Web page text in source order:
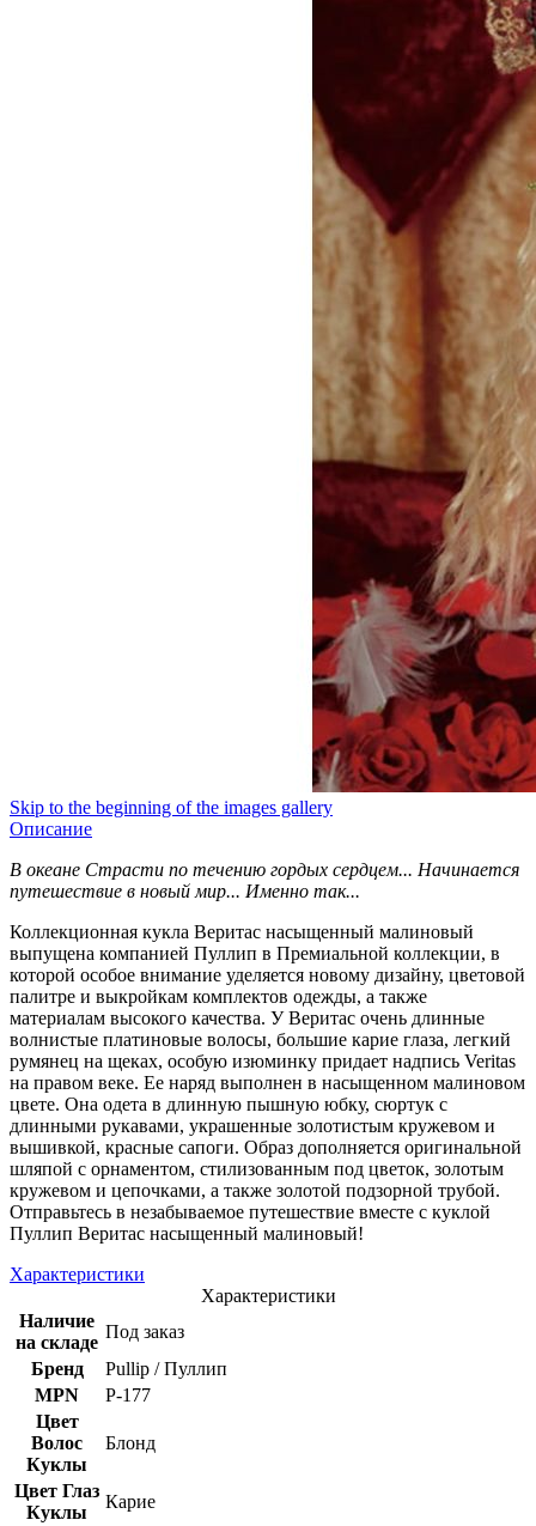
Skip to the beginning of the images gallery
Описание
В океане Страсти по течению гордых сердцем... Начинается
путешествие в новый мир... Именно так...
Коллекционная кукла Веритас насыщенный малиновый
выпущена компанией Пуллип в Премиальной коллекции, в
которой особое внимание уделяется новому дизайну, цветовой
палитре и выкройкам комплектов одежды, а также
материалам высокого качества. У Веритас очень длинные
волнистые платиновые волосы, большие карие глаза, легкий
румянец на щеках, особую изюминку придает надпись Veritas
на правом веке. Ее наряд выполнен в насыщенном малиновом
цвете. Она одета в длинную пышную юбку, сюртук с
длинными рукавами, украшенные золотистым кружевом и
вышивкой, красные сапоги. Образ дополняется оригинальной
шляпой с орнаментом, стилизованным под цветок, золотым
кружевом и цепочками, а также золотой подзорной трубой.
Отправьтесь в незабываемое путешествие вместе с куклой
Пуллип Веритас насыщенный малиновый!
Характеристики
Характеристики
Наличие
на складе
Под заказ
Бренд
Pullip / Пуллип
MPN
Р-177
Цвет
Волос
Куклы
Блонд
Цвет Глаз
Куклы
Карие